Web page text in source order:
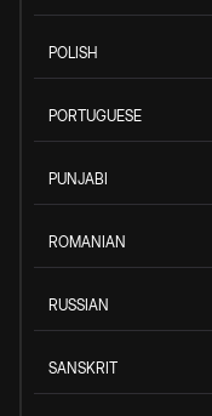
POLISH
PORTUGUESE
PUNJABI
ROMANIAN
RUSSIAN
SANSKRIT